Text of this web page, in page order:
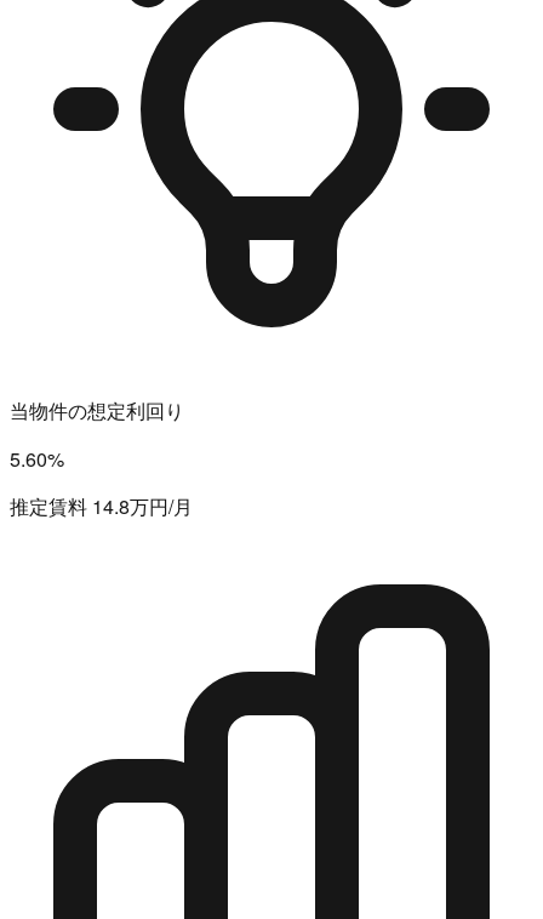
当物件の想定利回り
5.60%
推定賃料 14.8万円/月